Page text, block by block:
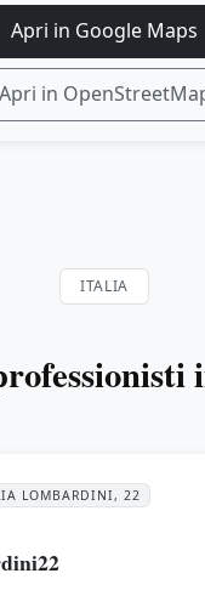
Apri in Google Maps
Apri in
ITALIA
LOMBARDINI, 22